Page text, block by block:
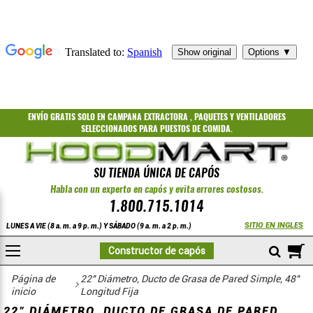
ENVÍO GRATISSOLO EN CAMPANA EXTRACTORA ,PAQUETESYVENTILADORES
SELECCIONADOS PARA PUESTOS DE COMIDA.
SU TIENDA ÚNICA DE CAPÓS
Habla con un experto en capós y evita errores costosos.
1.800.715.1014
LUNES A VIE (8 a. m. a 9 p. m.) Y SÁBADO (9 a. m. a 2 p. m.) SITIO EN INGLES
Constructor de capós
Página de
inicio
COMPRAR
22" Diámetro, Ducto de Grasa de Pared Simple, 48"
Longitud Fija